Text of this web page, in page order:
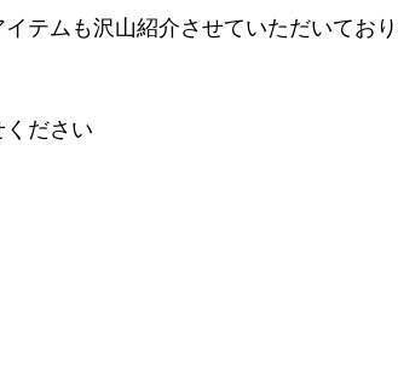
テムも沢山紹介させていただいており
ださい